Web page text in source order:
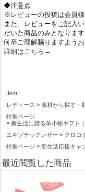
◆注意点
※レビューの投稿は会員様
また、レビューをご記入
だいた商品のみとなります
何卒ご理解賜りますよう
詳細はこちら→
item
レディース
素材から探す・
特集ページ
新生活に贈る革小物ギフト
エキゾチックレザー
クロコ
特集ページ
新生活応援キャ
最近閲覧した商品